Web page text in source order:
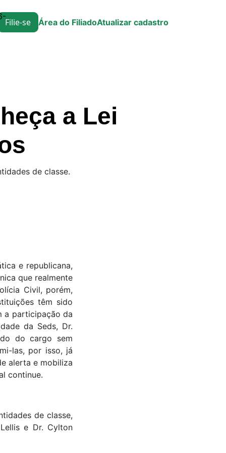
Filie-se Área do FiliadoAtualizar cadastro
a Lei
de classe.
e republicana,
que realmente
Civil, porém,
têm sido
a participação da
da Seds, Dr.
do cargo sem
las, por isso, já
alerta e mobiliza
continue.
de classe,
e Dr. Cylton